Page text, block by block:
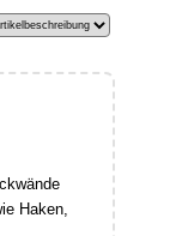
Haken,